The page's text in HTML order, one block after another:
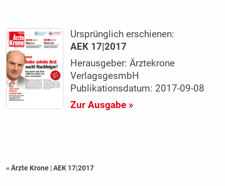
Ursprünglich erschienen:
AEK 17|2017
Herausgeber: Ärztekrone
VerlagsgesmbH
Publikationsdatum: 2017-09-08
Zur Ausgabe »
« Ärzte Krone |AEK 17|2017